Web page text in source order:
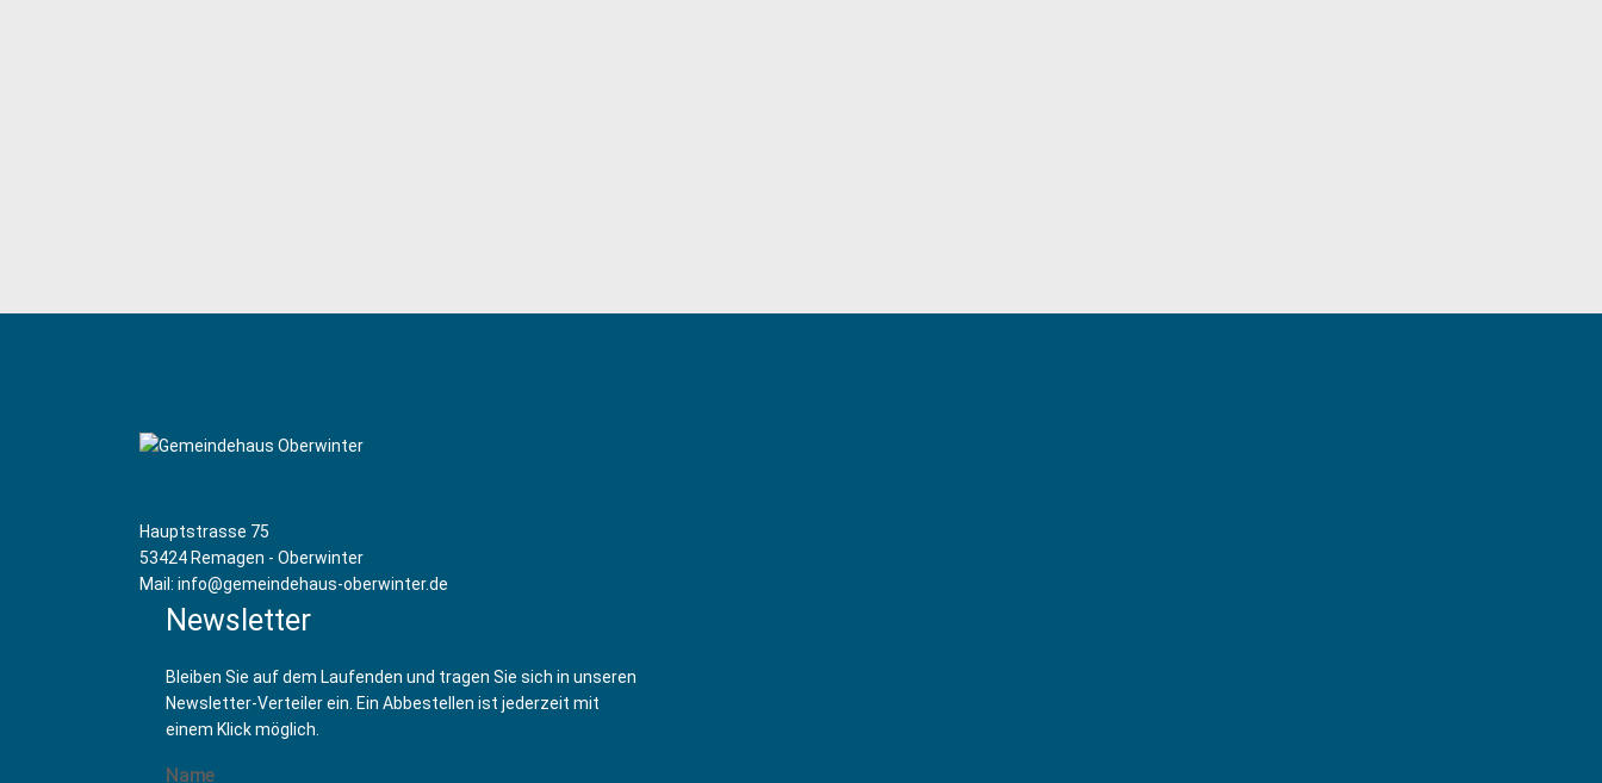
Hauptstrasse 75
53424 Remagen - Oberwinter
Mail: info@gemeindehaus-oberwinter.de
Newsletter
Bleiben Sie auf dem Laufenden und tragen Sie sich in unseren
Newsletter-Verteiler ein. Ein Abbestellen ist jederzeit mit
einem Klick möglich.